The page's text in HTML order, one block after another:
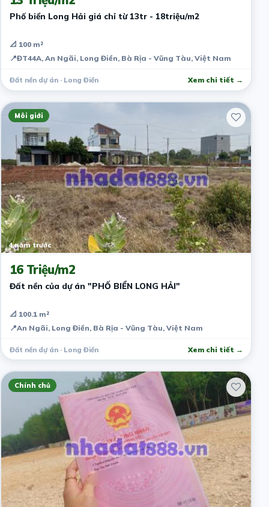
Phố biển Long Hải giá chỉ từ 13tr - 18triệu/m2
📐 100 m²
📍ĐT44A, An Ngãi, Long Điền, Bà Rịa - Vũng Tàu, Việt Nam
Đất nền dự án · Long Điền Xem chi tiết →
Môi giới
4 năm trước
16 Triệu/m2
Đất nền của dự án "PHỐ BIỂN LONG HẢI"
📐 100.1 m²
📍An Ngãi, Long Điền, Bà Rịa - Vũng Tàu, Việt Nam
Đất nền dự án · Long Điền Xem chi tiết →
Chính chủ